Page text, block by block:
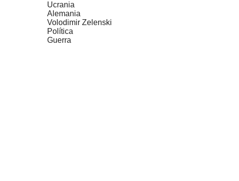
Ucrania
Alemania
Volodimir Zelenski
Política
Guerra